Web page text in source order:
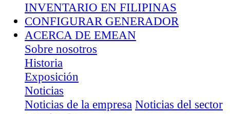
INVENTARIO EN FILIPINAS
CONFIGURAR GENERADOR
ACERCA DE EMEAN
Sobre nosotros
Historia
Exposición
Noticias
Noticias de la empresa Noticias del sector